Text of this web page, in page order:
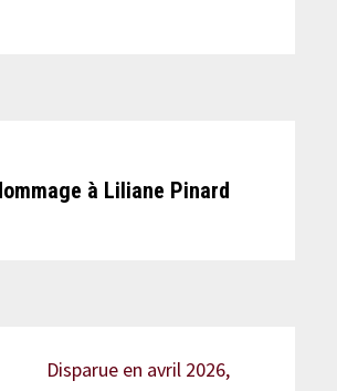
à Liliane Pinard
Disparue en avril 2026,